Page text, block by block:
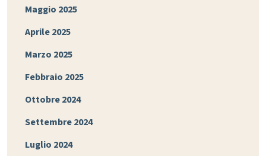
Maggio 2025
Aprile 2025
Marzo 2025
Febbraio 2025
Ottobre 2024
Settembre 2024
Luglio 2024